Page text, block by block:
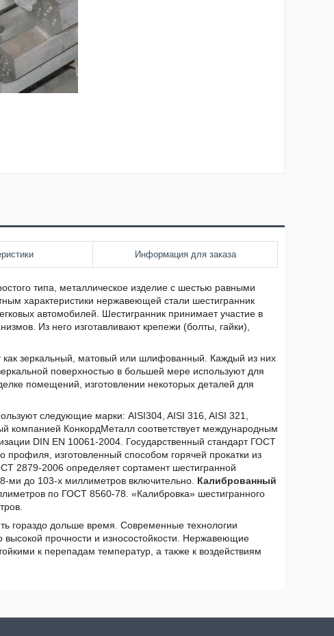
Информация для заказа
типа, металлическое изделие с шестью равными
характеристики нержавеющей стали шестигранник
автомобилей. Шестигранник принимает участие в
Из него изготавливают крепежи (болты, гайки),
как зеркальный, матовый или шлифованный. Каждый из них
поверхностью в большей мере используют для
помещений, изготовлении некоторых деталей для
следующие марки: AISI304, AISI 316, AISI 321,
компанией КонкордМеталл соответствует международным
DIN EN 10061-2004. Государственный стандарт ГОСТ
профиля, изготовленный способом горячей прокатки из
2879-2006 определяет сортамент шестигранной
ми до 103-х миллиметров включительно. Калиброванный
по ГОСТ 8560-78. «Калибровка» шестигранного
гораздо дольше время. Современные технологии
высокой прочности и износостойкости. Нержавеющие
к перепадам температур, а также к воздействиям